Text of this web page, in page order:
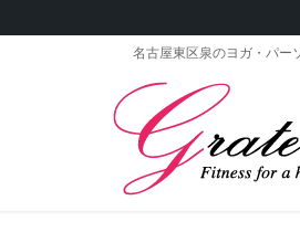
名古屋東区泉のヨガ・パー